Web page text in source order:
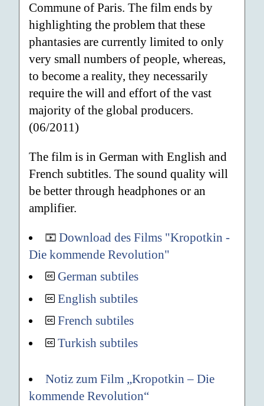
Commune of Paris. The film ends by
highlighting the problem that these
phantasies are currently limited to only
very small numbers of people, whereas,
to become a reality, they necessarily
require the will and effort of the vast
majority of the global producers.
(06/2011)
The film is in German with English and
French subtitles. The sound quality will
be better through headphones or an
amplifier.
Download des Films "Kropotkin -
Die kommende Revolution"
German subtiles
English subtiles
French subtiles
Turkish subtiles
Notiz zum Film „Kropotkin – Die
kommende Revolution“